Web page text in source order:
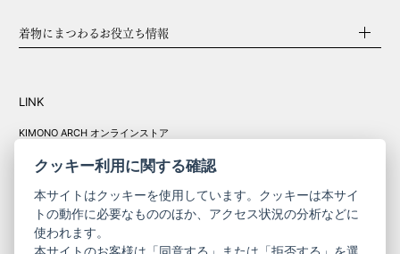
着物にまつわるお役立ち情報
LINK
KIMONO ARCH オンラインストア
きものやまと振
クッキー利用に関する確認
本サイトはクッキーを使用しています。クッキーは本サイ
トの動作に必要なもののほか、アクセス状況の分析などに
使われます。
本サイトのお客様は「同意する」または「拒否する」を選